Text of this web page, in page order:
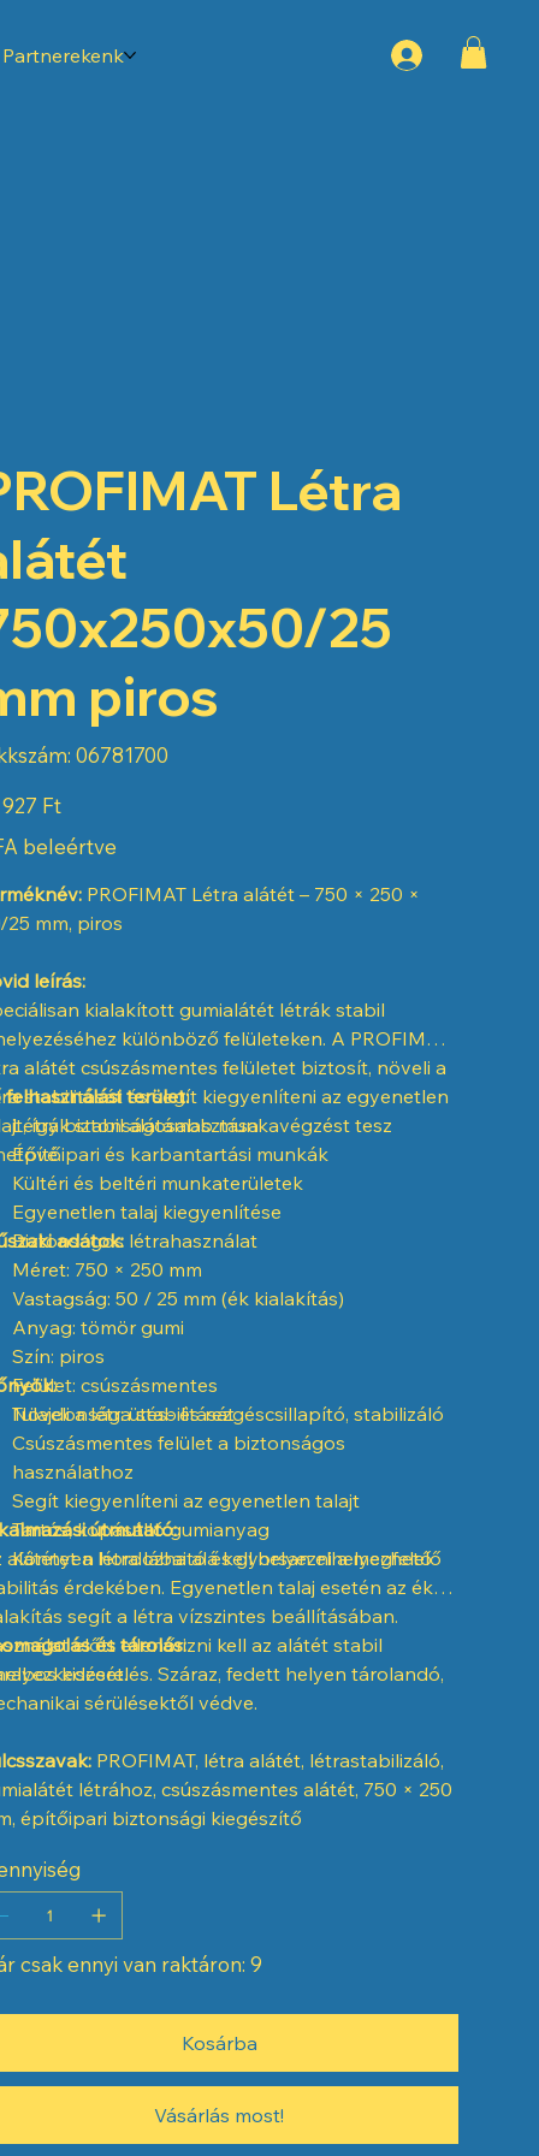
Partnerekenk
Létra
25
piros
Cikkszám:
06781700
06781700
927 Ft
beleértve
PROFIMAT Létra alátét – 750 × 250 ×
25 mm, piros
leírás:
kialakított gumialátét létrák stabil
különböző felületeken. A PROFIMAT
alátét csúszásmentes felületet biztosít, növeli a
stabilitását és segít kiegyenlíteni az egyenetlen
így biztonságosabb munkavégzést tesz
felhasználási terület:
Létrák stabil alátámasztása
Építőipari és karbantartási munkák
Kültéri és beltéri munkaterületek
Egyenetlen talaj kiegyenlítése
Biztonságos létrahasználat
adatok:
Méret: 750 × 250 mm
Vastagság: 50 / 25 mm (ék kialakítás)
Anyag: tömör gumi
Szín: piros
Felület: csúszásmentes
Tulajdonság: ütés- és rezgéscsillapító, stabilizáló
Növeli a létra stabilitását
Csúszásmentes felület a biztonságos
használathoz
Segít kiegyenlíteni az egyenetlen talajt
Tartós, kopásálló gumianyag
Könnyen hordozható és gyorsan elhelyezhető
útmutató:
alátétet a létra lábai alá kell helyezni a megfelelő
érdekében. Egyenetlen talaj esetén az ék
segít a létra vízszintes beállításában.
előtt ellenőrizni kell az alátét stabil
és tárolás:
kiszerelés. Száraz, fedett helyen tárolandó,
sérülésektől védve.
PROFIMAT, létra alátét, létrastabilizáló,
létrához, csúszásmentes alátét, 750 × 250
építőipari biztonsági kiegészítő
csak ennyi van raktáron: 9
Kosárba
Vásárlás most!